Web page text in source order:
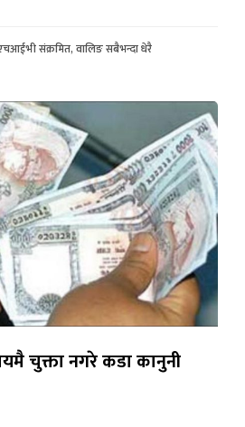
संक्रमित, वालिङ सबैभन्दा धेरै
चुक्ता नगरे कडा कानुनी